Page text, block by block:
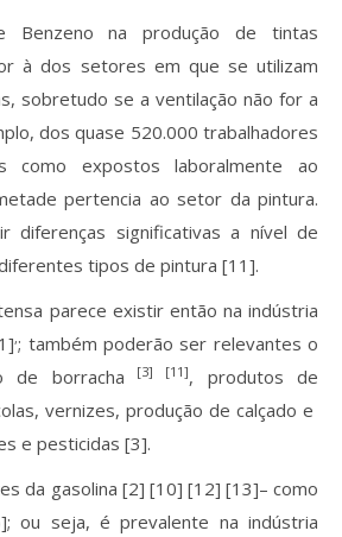
Benzeno na produção de tintas
à dos setores em que se utilizam
sobretudo se a ventilação não for a
dos quase 520.000 trabalhadores
como expostos laboralmente ao
pertencia ao setor da pintura.
diferenças significativas a nível de
tipos de pintura [11].
parece existir então na indústria
,; também poderão ser relevantes o
de borracha [3] [11], produtos de
vernizes, produção de calçado e
e pesticidas [3].
da gasolina [2] [10] [12] [13]– como
ou seja, é prevalente na indústria